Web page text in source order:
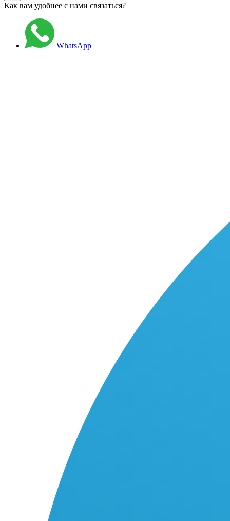
Как вам удобнее с нами связаться?
WhatsApp